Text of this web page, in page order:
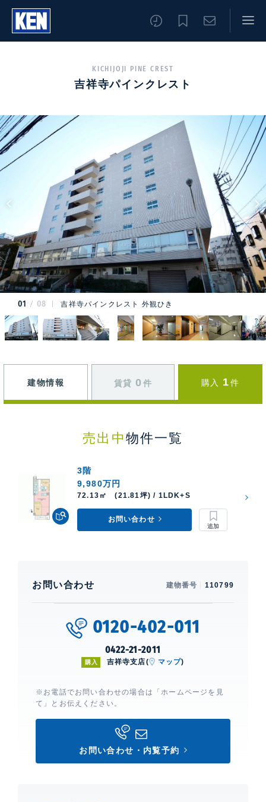
KICHIJOJI PINE CREST
吉祥寺パインクレスト
01 08 吉祥寺パインクレスト 外観ひき
建物情報 賃貸 0 件 購入 1 件
売出中 物件一覧
3階
9,980万円
72.13㎡ (21.81坪) / 1LDK+S
お問い合わせ
お問い合わせ 建物番号 110799
0120-402-011
0422-21-2011
購入 吉祥寺支店( マップ)
※お電話でお問い合わせの場合は「ホームページを見
て」とお伝えください。
お問い合わせ・内覧予約